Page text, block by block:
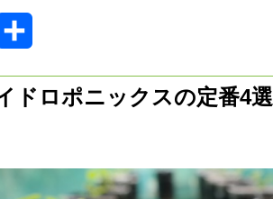
ドロポニックスの定番4